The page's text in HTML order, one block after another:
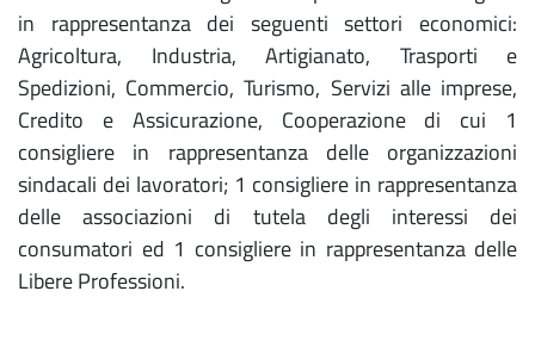
in rappresentanza dei seguenti settori economici:
Agricoltura, Industria, Artigianato, Trasporti e
Spedizioni, Commercio, Turismo, Servizi alle imprese,
Credito e Assicurazione, Cooperazione di cui 1
consigliere in rappresentanza delle organizzazioni
sindacali dei lavoratori; 1 consigliere in rappresentanza
delle associazioni di tutela degli interessi dei
consumatori ed 1 consigliere in rappresentanza delle
Libere Professioni.